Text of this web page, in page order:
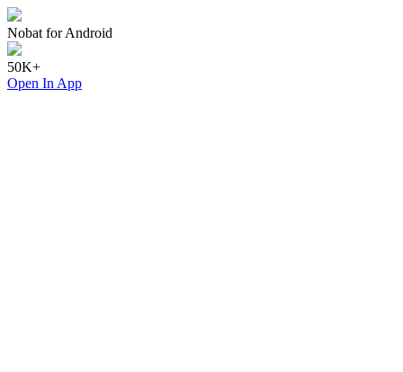
Nobat for Android
50K+
Open In App